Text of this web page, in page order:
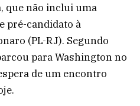
que não inclui uma
pré-candidato à
(PL-RJ). Segundo
para Washington no
de um encontro